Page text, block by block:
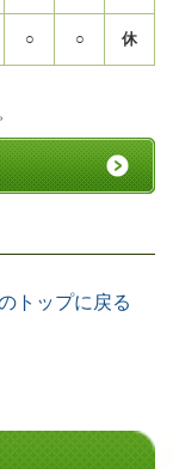
○ ○ 休
トップに戻る